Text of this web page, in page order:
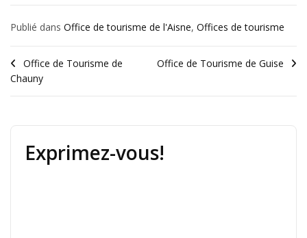
Publié dans Office de tourisme de l'Aisne, Offices de tourisme
Office de Tourisme de
Chauny
Office de Tourisme de Guise
Exprimez-vous!